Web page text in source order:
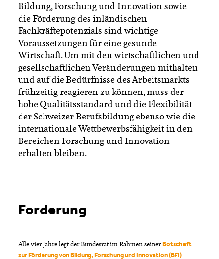
Bildung, Forschung und Innovation sowie
die Förderung des inländischen
Fachkräftepotenzials sind wichtige
Voraussetzungen für eine gesunde
Wirtschaft. Um mit den wirtschaftlichen und
gesellschaftlichen Veränderungen mithalten
und auf die Bedürfnisse des Arbeitsmarkts
frühzeitig reagieren zu können, muss der
hohe Qualitätsstandard und die Flexibilität
der Schweizer Berufsbildung ebenso wie die
internationale Wettbewerbsfähigkeit in den
Bereichen Forschung und Innovation
erhalten bleiben.
Forderung
Alle vier Jahre legt der Bundesrat im Rahmen seinerBotschaft
zur Förderung von Bildung, Forschung und Innovation (BFI)